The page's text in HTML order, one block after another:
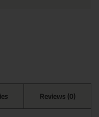
Reviews (0)